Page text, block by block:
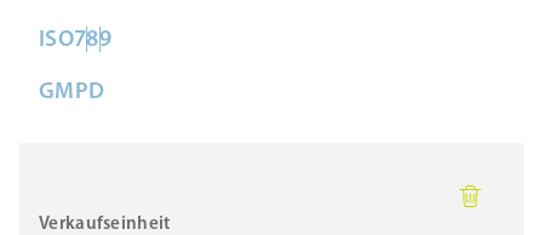
ISO789
GMPD
Verkaufseinheit